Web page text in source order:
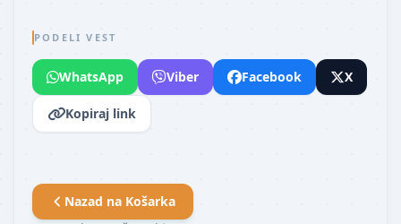
PODELI VEST
WhatsApp Viber Facebook X
Kopiraj link
Nazad na Košarka